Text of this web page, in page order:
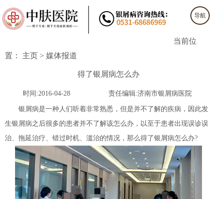
导航
当前位
置： 主页 > 媒体报道
得了银屑病怎么办
时间:2016-04-28 责任编辑:济南市银屑病医院
银屑病是一种人们听着非常熟悉，但是并不了解的疾病，因此发
生银屑病之后很多的患者并不了解该怎么办，以至于患者出现误诊误
治、拖延治疗、错过时机、滥治的情况，那么得了银屑病怎么办?